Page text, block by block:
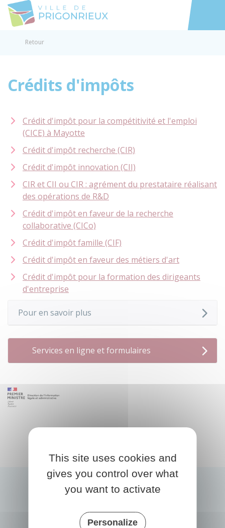
Accéder
Retour
Crédits d'impôts
Crédit d'impôt pour la compétitivité et l'emploi
(CICE) à Mayotte
Crédit d'impôt recherche (CIR)
Crédit d'impôt innovation (CII)
CIR et CII ou CIR : agrément du prestataire réalisant
des opérations de R&D
Crédit d'impôt en faveur de la recherche
collaborative (CICo)
Crédit d'impôt famille (CIF)
Crédit d'impôt en faveur des métiers d'art
Crédit d'impôt pour la formation des dirigeants
d'entreprise
Pour en savoir plus
Services en ligne et formulaires
This site uses cookies and
gives you control over what
you want to activate
Personalize